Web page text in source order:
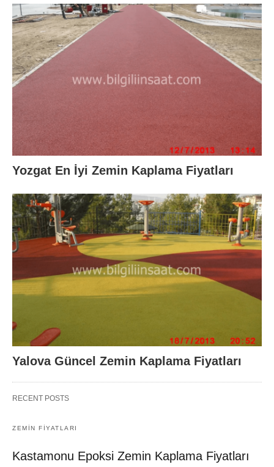
Yozgat En İyi Zemin Kaplama Fiyatları
Yalova Güncel Zemin Kaplama Fiyatları
RECENT POSTS
ZEMIN FIYATLARI
Kastamonu Epoksi Zemin Kaplama Fiyatları